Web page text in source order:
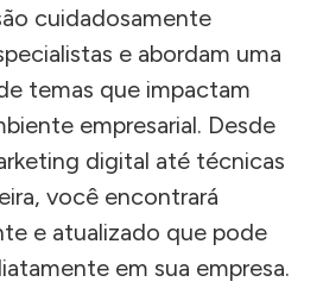
cuidadosamente
e abordam uma
temas que impactam
empresarial. Desde
digital até técnicas
você encontrará
e atualizado que pode
em sua empresa.